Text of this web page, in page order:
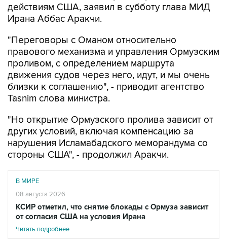
действиям США, заявил в субботу глава МИД
Ирана Аббас Аракчи.
"Переговоры с Оманом относительно
правового механизма и управления Ормузским
проливом, с определением маршрута
движения судов через него, идут, и мы очень
близки к соглашению", - приводит агентство
Tasnim слова министра.
"Но открытие Ормузского пролива зависит от
других условий, включая компенсацию за
нарушения Исламабадского меморандума со
стороны США", - продолжил Аракчи.
В МИРЕ
08 августа 2026
КСИР отметил, что снятие блокады с Ормуза зависит
от согласия США на условия Ирана
Читать подробнее